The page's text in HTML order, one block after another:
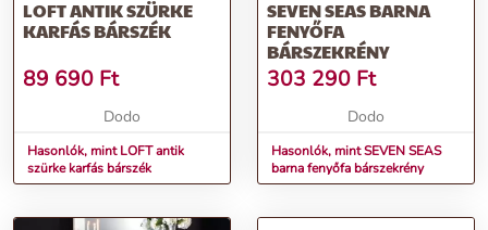
LOFT ANTIK SZÜRKE
KARFÁS BÁRSZÉK
89 690 Ft
Dodo
Hasonlók, mint LOFT antik
szürke karfás bárszék
SEVEN SEAS BARNA
FENYŐFA
BÁRSZEKRÉNY
303 290 Ft
Dodo
Hasonlók, mint SEVEN SEAS
barna fenyőfa bárszekrény